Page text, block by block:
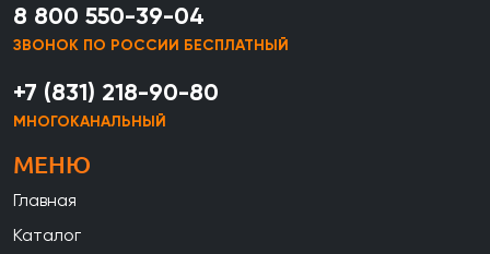
8 800 550-39-04
ЗВОНОК ПО РОССИИ БЕСПЛАТНЫЙ
+7 (831) 218-90-80
МНОГОКАНАЛЬНЫЙ
МЕНЮ
Главная
Каталог